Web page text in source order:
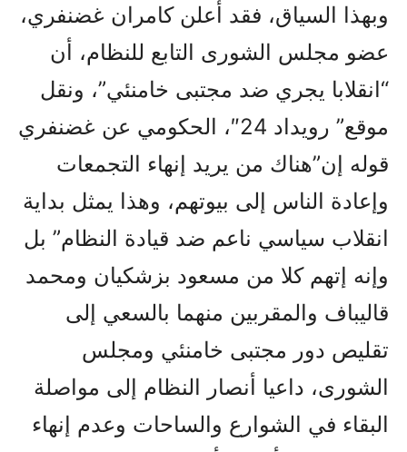
وبهذا السياق، فقد أعلن کامران غضنفري،
عضو مجلس الشورى التابع للنظام، أن
“انقلابا يجري ضد مجتبى خامنئي”، ونقل
موقع” رويداد 24″، الحکومي عن غضنفري
قوله إن”هناك من يريد إنهاء التجمعات
وإعادة الناس إلى بيوتهم، وهذا يمثل بداية
انقلاب سياسي ناعم ضد قيادة النظام” بل
وإنه إتهم کلا من مسعود بزشکيان ومحمد
قاليباف والمقربين منهما بالسعي إلى
تقليص دور مجتبى خامنئي ومجلس
الشورى، داعيا أنصار النظام إلى مواصلة
البقاء في الشوارع والساحات وعدم إنهاء